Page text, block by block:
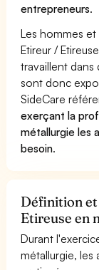
entrepreneurs.
Les hommes
Etireur /
travaillent dans
sont donc
SideCare
exerçant la
métallurgie les
besoin.
Définition
Etireuse en
Durant
métallurgie, les